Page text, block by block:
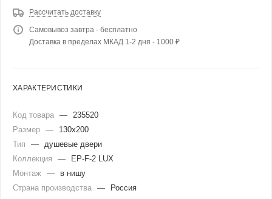
Рассчитать доставку
Самовывоз завтра - бесплатно
Доставка в пределах МКАД 1-2 дня - 1000 ₽
ХАРАКТЕРИСТИКИ
Код товара —
235520
Размер —
130x200
Тип
—
душевые двери
Коллекция
—
EP-F-2 LUX
Монтаж —
в нишу
Страна производства — Россия